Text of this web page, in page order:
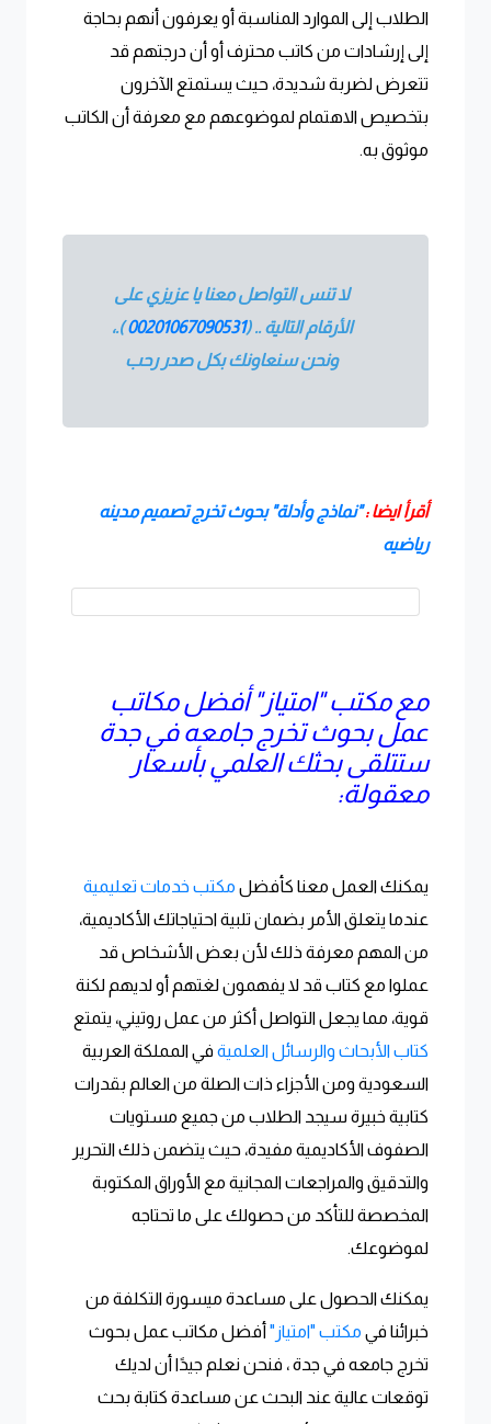
الطلاب إلى الموارد المناسبة أو يعرفون أنهم بحاجة
إلى إرشادات من كاتب محترف أو أن درجتهم قد
تتعرض لضربة شديدة، حيث يستمتع الآخرون
بتخصيص الاهتمام لموضوعهم مع معرفة أن الكاتب
موثوق به.
لا تنس التواصل معنا يا عزيزي على
الأرقام التالية .. (00201067090531
).،
ونحن سنعاونك بكل صدر رحب
أقرأ ايضا :"نماذج وأدلة" بحوث تخرج تصميم مدينه
رياضيه
مع مكتب "امتياز" أفضل مكاتب
عمل بحوث تخرج جامعه في جدة
ستتلقى بحثك العلمي بأسعار
معقولة:
يمكنك العمل معنا كأفضل مكتب خدمات تعليمية
عندما يتعلق الأمر بضمان تلبية احتياجاتك الأكاديمية،
من المهم معرفة ذلك لأن بعض الأشخاص قد
عملوا مع كتاب قد لا يفهمون لغتهم أو لديهم لكنة
قوية، مما يجعل التواصل أكثر من عمل روتيني، يتمتع
كتاب الأبحاث والرسائل العلمية في المملكة العربية
السعودية ومن الأجزاء ذات الصلة من العالم بقدرات
كتابية خبيرة سيجد الطلاب من جميع مستويات
الصفوف الأكاديمية مفيدة، حيث يتضمن ذلك التحرير
والتدقيق والمراجعات المجانية مع الأوراق المكتوبة
المخصصة للتأكد من حصولك على ما تحتاجه
لموضوعك.
يمكنك الحصول على مساعدة ميسورة التكلفة من
خبرائنا في مكتب "امتياز" أفضل مكاتب عمل بحوث
تخرج جامعه في جدة ، فنحن نعلم جيدًا أن لديك
توقعات عالية عند البحث عن مساعدة كتابة بحث